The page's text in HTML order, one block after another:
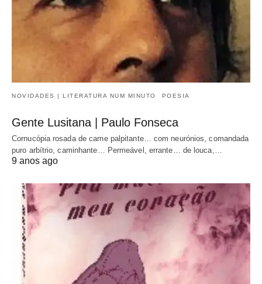
NOVIDADES | LITERATURA NUM MINUTO POESIA
Gente Lusitana | Paulo Fonseca
Cornucópia rosada de carne palpitante… com neurónios, comandada
puro arbítrio, caminhante… Permeável, errante… de louca,…
9 anos ago